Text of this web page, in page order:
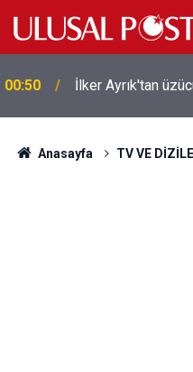
00:50 İlker Ayrık'tan
00:39
Liverpool efsanesi
Trabzonspor ile
Anasayfa TV VE